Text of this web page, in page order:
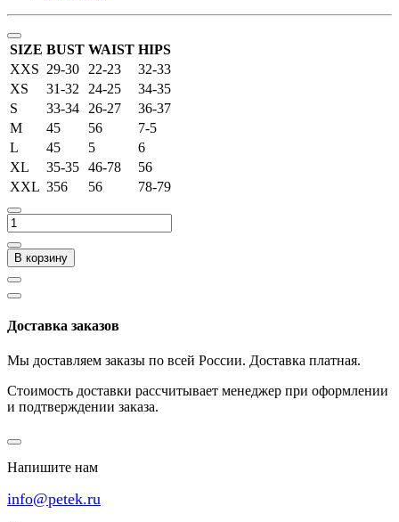
SIZE BUST WAIST HIPS
XXS 29-30 22-23
32-33
XS
31-32 24-25
34-35
S
33-34 26-27
36-37
M
45 56
7-5
L
45 5
6
XL
35-35 46-78
56
XXL 356 56 78-79
В корзину
Доставка заказов
Мы доставляем заказы по всей России. Доставка платная.
Стоимость доставки рассчитывает менеджер при оформлении
и подтверждении заказа.
Напишите нам
info@petek.ru